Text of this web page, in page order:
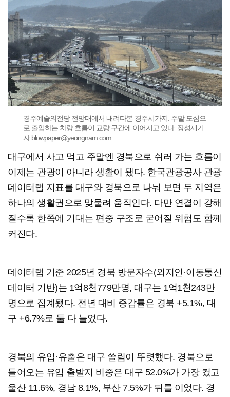
경주예술의전당 전망대에서 내려다본 경주시가지. 주말 도심으
로 출입하는 차량 흐름이 교량 구간에 이어지고 있다. 장성재기
자 blowpaper@yeongnam.com
대구에서 사고 먹고 주말엔 경북으로 쉬러 가는 흐름이
이제는 관광이 아니라 생활이 됐다. 한국관광공사 관광
데이터랩 지표를 대구와 경북으로 나눠 보면 두 지역은
하나의 생활권으로 맞물려 움직인다. 다만 연결이 강해
질수록 한쪽에 기대는 편중 구조로 굳어질 위험도 함께
커진다.
데이터랩 기준 2025년 경북 방문자수(외지인·이동통신
데이터 기반)는 1억8천779만명, 대구는 1억1천243만
명으로 집계됐다. 전년 대비 증감률은 경북 +5.1%, 대
구 +6.7%로 둘 다 늘었다.
경북의 유입·유출은 대구 쏠림이 뚜렷했다. 경북으로
들어오는 유입 출발지 비중은 대구 52.0%가 가장 컸고
울산 11.6%, 경남 8.1%, 부산 7.5%가 뒤를 이었다. 경